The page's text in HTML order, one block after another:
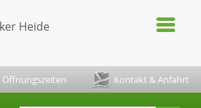
Heide
Öffnungszeiten Kontakt & Anfahrt